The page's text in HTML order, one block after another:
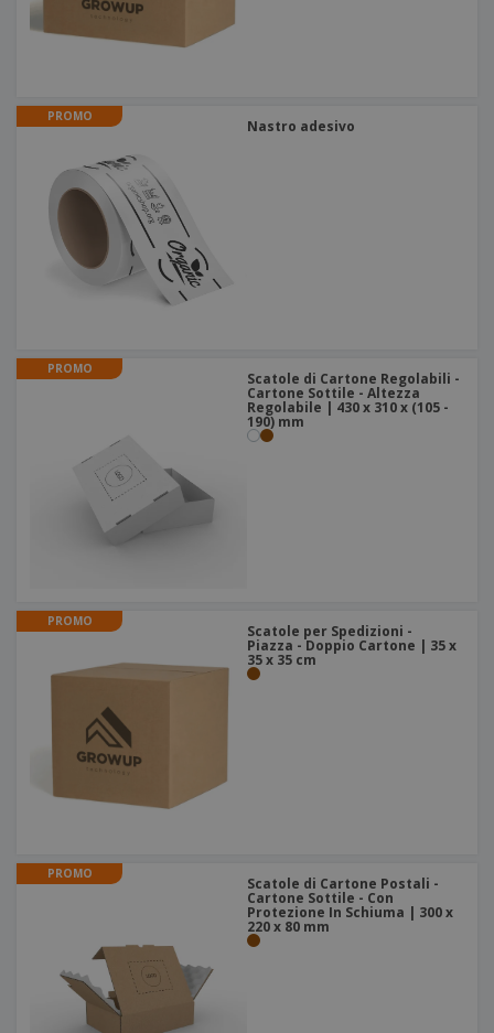
PROMO
Nastro adesivo
PROMO
Scatole di Cartone Regolabili -
Cartone Sottile - Altezza
Regolabile | 430 x 310 x (105 -
190) mm
PROMO
Scatole per Spedizioni -
Piazza - Doppio Cartone | 35 x
35 x 35 cm
PROMO
Scatole di Cartone Postali -
Cartone Sottile - Con
Protezione In Schiuma | 300 x
220 x 80 mm